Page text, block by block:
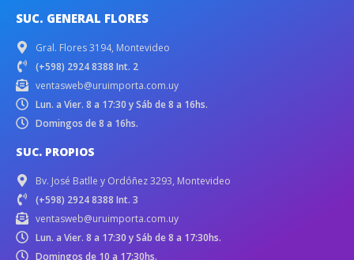
SUC. GENERAL FLORES
Gral. Flores 3194, Montevideo
(+598) 2924 8388 Int. 2
ventasweb@uruimporta.com.uy
Lun. a Vier. 8 a 17:30 y Sáb de 8 a 16hs.
Domingos de 8 a 16hs.
SUC. PROPIOS
Bv. José Batlle y Ordóñez 3293, Montevideo
(+598) 2924 8388 Int. 3
ventasweb@uruimporta.com.uy
Lun. a Vier. 8 a 17:30 y Sáb de 8 a 17:30hs.
Domingos de 10 a 17:30hs.